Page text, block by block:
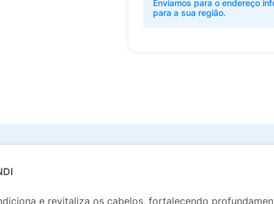
Enviamos para o endereço
para a sua região.
e revitaliza os cabelos, fortalecendo